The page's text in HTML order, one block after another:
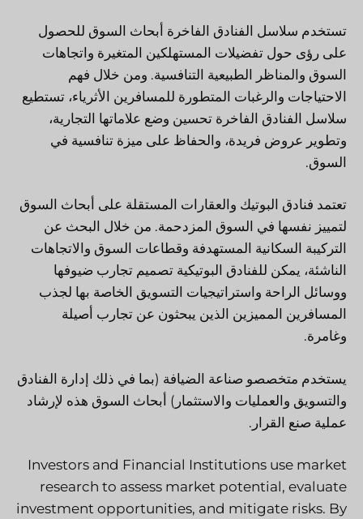
تستخدم سلاسل الفنادق الفاخرة أبحاث السوق للحصول
على رؤى حول تفضيلات المستهلكين المتغيرة واتجاهات
السوق والمناظر الطبيعية التنافسية. ومن خلال فهم
الاحتياجات والرغبات المتطورة للمسافرين الأثرياء، تستطيع
سلاسل الفنادق الفاخرة تحسين وضع علاماتها التجارية،
وتطوير عروض فريدة، والحفاظ على ميزة تنافسية في
السوق.
تعتمد فنادق البوتيك والعقارات المستقلة على أبحاث السوق
لتمييز نفسها في السوق المزدحمة. من خلال البحث عن
التركيبة السكانية المستهدفة وقطاعات السوق والاتجاهات
الناشئة، يمكن للفنادق البوتيكية تصميم تجارب ضيوفها
ووسائل الراحة واستراتيجيات التسويق الخاصة بها لجذب
المسافرين المميزين الذين يبحثون عن تجارب أصيلة
وغامرة.
يستخدم متخصصو صناعة الضيافة (بما في ذلك إدارة الفنادق
والتسويق والعمليات والاستثمار) أبحاث السوق هذه لإرشاد
عملية صنع القرار.
Investors and Financial Institutions use market
research to assess market potential, evaluate
investment opportunities, and mitigate risks. By